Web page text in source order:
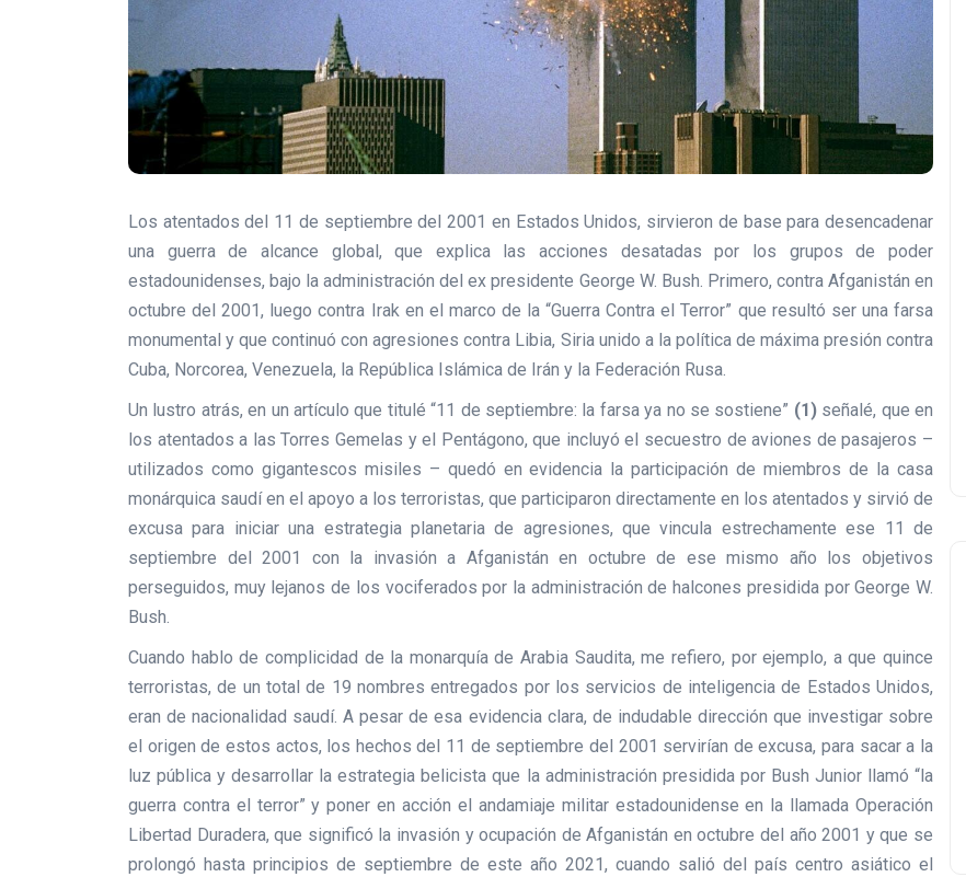
Los atentados del 11 de septiembre del 2001 en Estados Unidos, sirvieron de base para desencadenar
una guerra de alcance global, que explica las acciones desatadas por los grupos de poder
estadounidenses, bajo la administración del ex presidente George W. Bush. Primero, contra Afganistán en
octubre del 2001, luego contra Irak en el marco de la “Guerra Contra el Terror” que resultó ser una farsa
monumental y que continuó con agresiones contra Libia, Siria unido a la política de máxima presión contra
Cuba, Norcorea, Venezuela, la República Islámica de Irán y la Federación Rusa.
Un lustro atrás, en un artículo que titulé “11 de septiembre: la farsa ya no se sostiene” (1)señalé, que en
los atentados a las Torres Gemelas y el Pentágono, que incluyó el secuestro de aviones de pasajeros –
utilizados como gigantescos misiles – quedó en evidencia la participación de miembros de la casa
monárquica saudí en el apoyo a los terroristas, que participaron directamente en los atentados y sirvió de
excusa para iniciar una estrategia planetaria de agresiones, que vincula estrechamente ese 11 de
septiembre del 2001 con la invasión a Afganistán en octubre de ese mismo año los objetivos
perseguidos, muy lejanos de los vociferados por la administración de halcones presidida por George W.
Bush.
Cuando hablo de complicidad de la monarquía de Arabia Saudita, me refiero, por ejemplo, a que quince
terroristas, de un total de 19 nombres entregados por los servicios de inteligencia de Estados Unidos,
eran de nacionalidad saudí. A pesar de esa evidencia clara, de indudable dirección que investigar sobre
el origen de estos actos, los hechos del 11 de septiembre del 2001 servirían de excusa, para sacar a la
luz pública y desarrollar la estrategia belicista que la administración presidida por Bush Junior llamó “la
guerra contra el terror” y poner en acción el andamiaje militar estadounidense en la llamada Operación
Libertad Duradera, que significó la invasión y ocupación de Afganistán en octubre del año 2001 y que se
prolongó hasta principios de septiembre de este año 2021, cuando salió del país centro asiático el